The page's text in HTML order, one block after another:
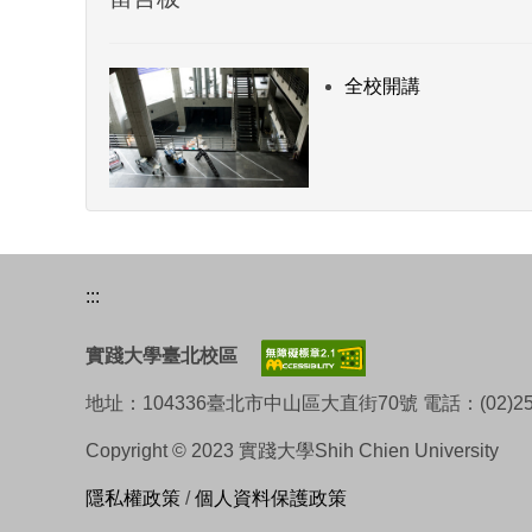
全校開講
:::
實踐大學臺北校區
地址：104336臺北市中山區大直街70號 電話：
Copyright © 2023 實踐大學Shih Chien University
隱私權政策 /個人資料保護政策